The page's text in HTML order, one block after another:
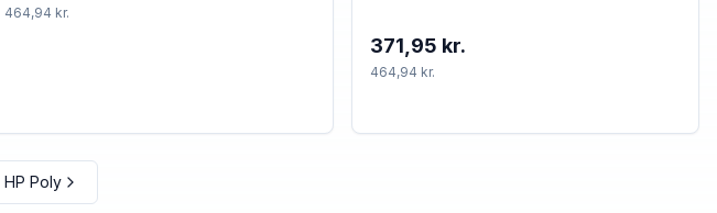
464,94 kr.
371,95 kr.
464,94 kr.
HP Poly